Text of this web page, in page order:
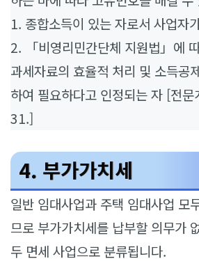
1. 종합소득이 있는 자로서 사업자
2. 「비영리민간단체 지원법」에
과세자료의 효율적 처리 및 소득공
하여 필요하다고 인정되는 자 [전
31.]
4. 부가가치세
일반 임대사업과 주택 임대사업 모
므로 부가가치세를 납부할 의무가
두 면세 사업으로 분류됩니다.